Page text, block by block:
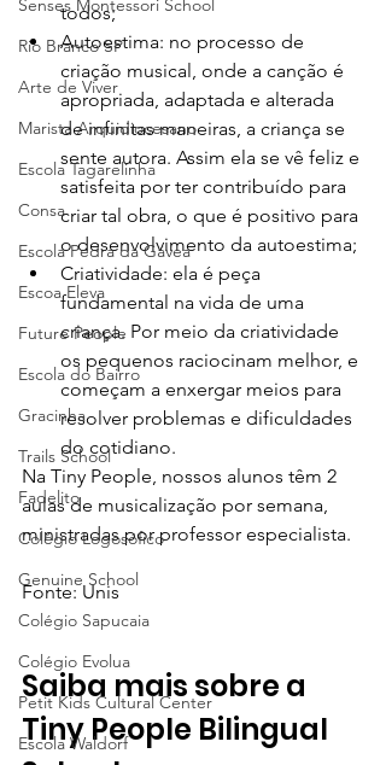
Senses Montessori School
Rio Branco SP
Arte de Viver
Marista Arquidiocesano
Escola Tagarelinha
Consa
Escola Pedra da Gávea
Escoa Eleva
Future People
Escola do Bairro
Gracinha
Trails School
Fadelito
Colégio Logosófico
Genuine School
Colégio Sapucaia
Colégio Evolua
Petit Kids Cultural Center
Escola Waldorf
todos;
Autoestima: no processo de
criação musical, onde a canção é
apropriada, adaptada e alterada
de infinitas maneiras, a criança se
sente autora. Assim ela se vê feliz e
satisfeita por ter contribuído para
criar tal obra, o que é positivo para
o desenvolvimento da autoestima;
Criatividade: ela é peça
fundamental na vida de uma
criança. Por meio da criatividade
os pequenos raciocinam melhor, e
começam a enxergar meios para
resolver problemas e dificuldades
do cotidiano.
Na Tiny People, nossos alunos têm 2
aulas de musicalização por semana,
ministradas por professor especialista.
Fonte: Unis
Saiba mais sobre a
Tiny People Bilingual